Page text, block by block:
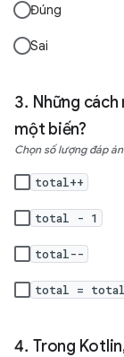
Đúng
Sai
Những
một biến?
Chọn số lượng đáp
total++
total - 1
total--
total =
Trong